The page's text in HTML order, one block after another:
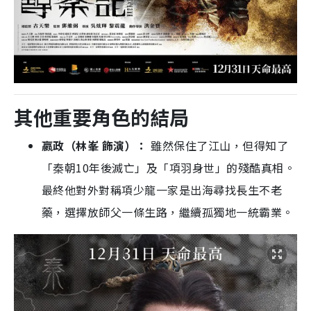
其他重要角色的結局
嬴政（林峯 飾演）： 雖然保住了江山，但得知了
「秦朝10年後滅亡」及「項羽身世」的殘酷真相。
最終他對外對稱項少龍一家是出海尋找長生不老
藥，選擇放師父一條生路，繼續孤獨地一統霸業。